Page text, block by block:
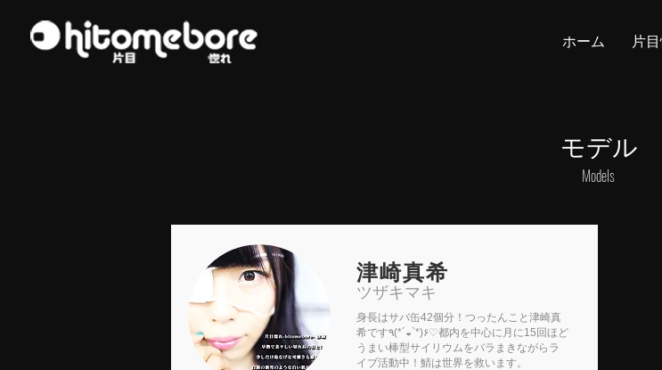
ホーム 片
モデル
Models
ツザキマキ
津崎真希
身長はサバ缶42個分！つったんこと津崎真
希です٩(*´◒`*)۶♡都内を中心に月に15回ほど
うまい棒型サイリウムをバラまきながらラ
イブ活動中！鯖は世界を救います。